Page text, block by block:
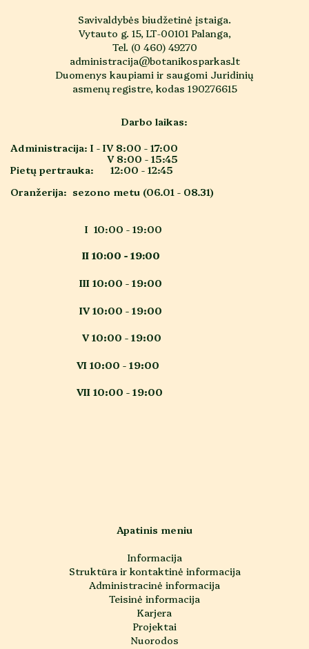
Savivaldybės biudžetinė įstaiga.
Vytauto g. 15, LT-00101 Palanga,
Tel. (0 460) 49270
administracija@botanikosparkas.lt
Duomenys kaupiami ir saugomi Juridinių
asmenų registre, kodas 190276615
Darbo laikas:
Administracija: I - IV 8:00 - 17:00
V 8:00 - 15:45
Pietų pertrauka: 12:00 - 12:45
Oranžerija: sezono metu (06.01 - 08.31)
I 10:00 - 19:00
II 10:00 - 19:00
III 10:00 - 19:00
IV 10:00 - 19:00
V 10:00 - 19:00
VI 10:00 - 19:00
VII 10:00 - 19:00
Apatinis meniu
Informacija
Struktūra ir kontaktinė informacija
Administracinė informacija
Teisinė informacija
Karjera
Projektai
Nuorodos